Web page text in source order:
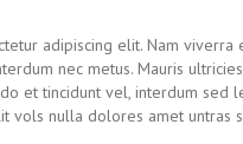
adipiscing elit. Nam
nec metus. Mauris
et tincidunt vel, interdum sed
vols nulla dolores amet untras